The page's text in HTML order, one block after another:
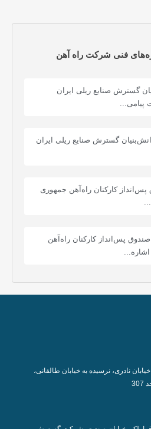
فنی شرکت راه آهن
گسترش صنایع ریلی ایران
پیامی...
گسترش صنایع ریلی ایران
کارکنان راه‌آهن جمهوری
پس‌انداز کارکنان راه‌آهن
نادری، نرسیده به خیابان طالقانی،